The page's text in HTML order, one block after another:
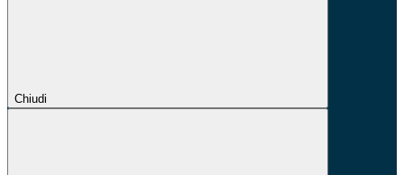
Chiudi